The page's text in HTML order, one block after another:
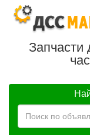
Запчасти